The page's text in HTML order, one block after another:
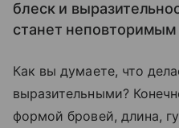
блеск и
станет
Как вы думаете, что
выразительными?
формой бровей, длина,